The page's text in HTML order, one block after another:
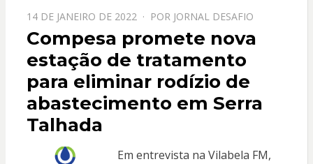
PPOSTADO
EM
14 DE JANEIRO DE 2022 POR JORNAL DESAFIO
Compesa promete nova
estação de tratamento
para eliminar rodízio de
abastecimento em Serra
Talhada
Em entrevista na Vilabela FM,